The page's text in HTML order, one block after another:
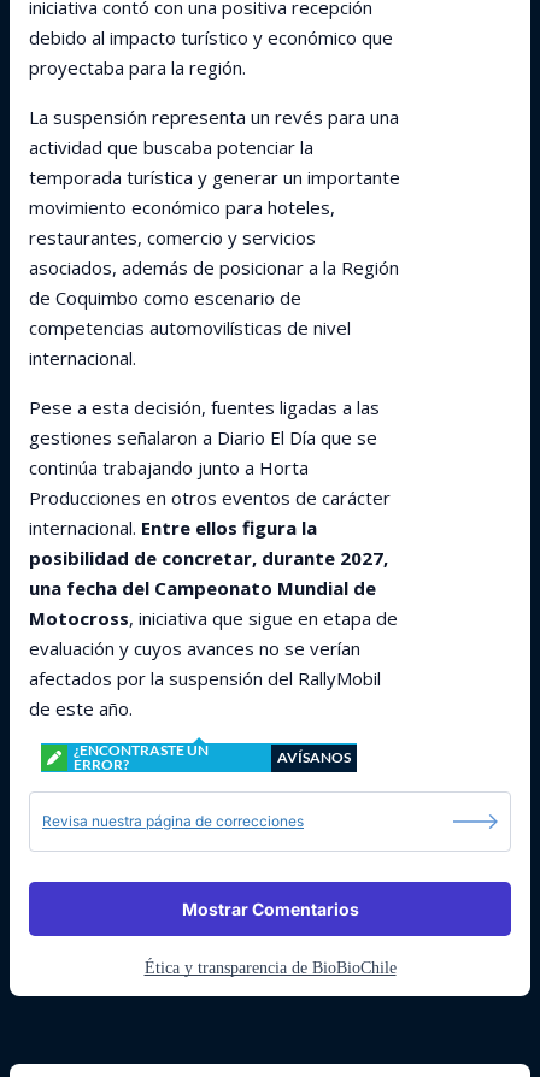
iniciativa contó con una positiva recepción
debido al impacto turístico y económico que
proyectaba para la región.
La suspensión representa un revés para una
actividad que buscaba potenciar la
temporada turística y generar un importante
movimiento económico para hoteles,
restaurantes, comercio y servicios
asociados, además de posicionar a la Región
de Coquimbo como escenario de
competencias automovilísticas de nivel
internacional.
Pese a esta decisión, fuentes ligadas a las
gestiones señalaron a Diario El Día que se
continúa trabajando junto a Horta
Producciones en otros eventos de carácter
internacional. Entre ellos figura la
posibilidad de concretar, durante 2027,
una fecha del Campeonato Mundial de
Motocross, iniciativa que sigue en etapa de
evaluación y cuyos avances no se verían
afectados por la suspensión del RallyMobil
de este año.
¿ENCONTRASTE UN
ERROR?
AVÍSANOS
Revisa nuestra página de correcciones
Mostrar Comentarios
Ética y transparencia de BioBioChile